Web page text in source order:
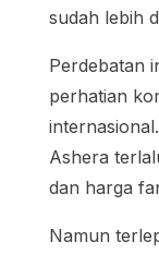
sudah lebih
Perdebatan
perhatian
Ashera
dan harga
Namun